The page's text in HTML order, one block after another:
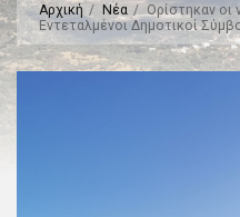
Αρχική Νέα
Ορίστηκαν οι
Εντεταλμένοι Δημοτικοί